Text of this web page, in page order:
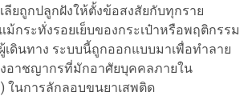
ลียถูกปลูกฝังให้ตั้งข้อสงสัยกับทุกราย
ม้กระทั่งรอยเย็บของกระเป๋าหรือพฤติกรรม
เดินทาง ระบบนี้ถูกออกแบบมาเพื่อทำลาย
อาชญากรที่มักอาศัยบุคคลภายใน
ในการลักลอบขนยาเสพติด